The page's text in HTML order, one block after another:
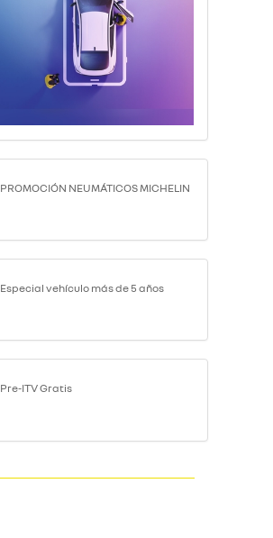
PROMOCIÓN NEUMÁTICOS MICHELIN
Especial vehículo más de 5 años
Pre-ITV Gratis